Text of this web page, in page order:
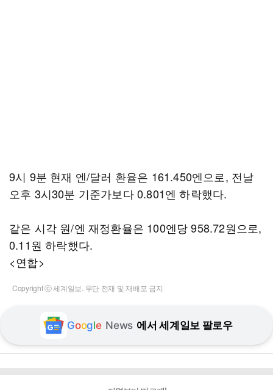
9시 9분 현재 엔/달러 환율은 161.450엔으로, 전날
오후 3시30분 기준가보다 0.801엔 하락했다.
같은 시각 원/엔 재정환율은 100엔당 958.72원으로,
0.11원 하락했다.
<연합>
Copyright ⓒ 세계일보. 무단 전재 및 재배포 금지
Google News 에서 세계일보 팔로우